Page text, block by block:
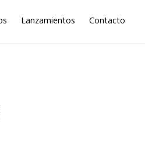
Lanzamientos Contacto